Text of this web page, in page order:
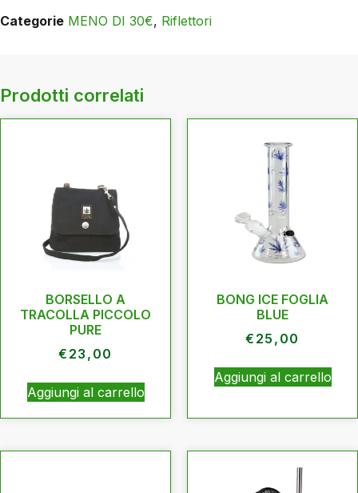
Categorie MENO DI 30€, Riflettori
Prodotti correlati
BORSELLO A
TRACOLLA PICCOLO
PURE
€ 23,00
Aggiungi al carrello
BONG ICE FOGLIA
BLUE
€ 25,00
Aggiungi al carrello